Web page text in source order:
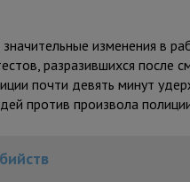
изменения в
разразившихся после
почти девять минут
против произвола